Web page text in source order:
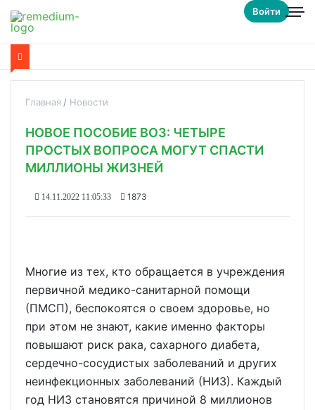
Войти
Главная Новости
НОВОЕ ПОСОБИЕ ВОЗ: ЧЕТЫРЕ
ПРОСТЫХ ВОПРОСА МОГУТ СПАСТИ
МИЛЛИОНЫ ЖИЗНЕЙ
14.11.2022 11:05:33 1873
Многие из тех, кто обращается в учреждения
первичной медико-санитарной помощи
(ПМСП), беспокоятся о своем здоровье, но
при этом не знают, какие именно факторы
повышают риск рака, сахарного диабета,
сердечно-сосудистых заболеваний и других
неинфекционных заболеваний (НИЗ). Каждый
год НИЗ становятся причиной 8 миллионов